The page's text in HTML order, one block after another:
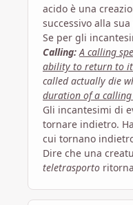
acido è una
successivo alla
Se per gli
Calling:A calling
ability to return to
called actually die
duration of a
Gli incantesimi di
tornare indietro.
cui tornano
Dire che una
teletrasporto